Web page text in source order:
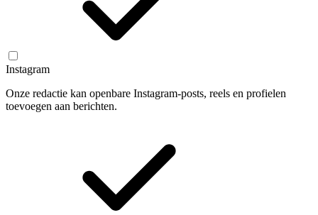
Instagram
Onze redactie kan openbare Instagram-posts, reels en profielen
toevoegen aan berichten.